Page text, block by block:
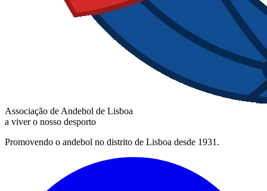
Associação de Andebol de Lisboa
a viver o nosso desporto
Promovendo o andebol no distrito de Lisboa desde 1931.